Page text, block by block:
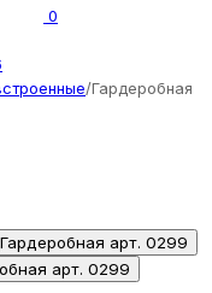
0
/Гардеробная